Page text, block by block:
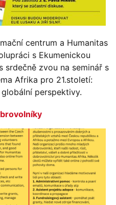
centrum a Humanitas
s Ekumenickou
srdečně zvou na seminář s
Afrika pro 21.století:
globální perspektivy.